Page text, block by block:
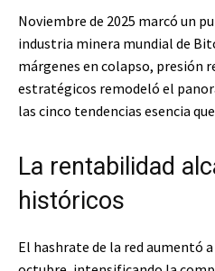
Noviembre de 2025 marcó un
industria minera mundial de
márgenes en colapso, presión
estratégicos remodeló el
las cinco tendencias esencia
La rentabilidad
históricos
El hashrate de la red aumentó